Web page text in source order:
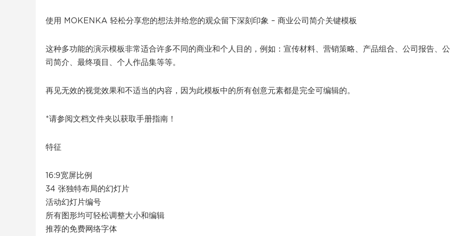
使用 MOKENKA 轻松分享您的想法并给您的观众留下深刻印象 – 商业公司简介关键模板
这种多功能的演示模板非常适合许多不同的商业和个人目的，例如：宣传材料、营销策略、产品组合、公司报告、公
司简介、最终项目、个人作品集等等。
再见无效的视觉效果和不适当的内容，因为此模板中的所有创意元素都是完全可编辑的。
*请参阅文档文件夹以获取手册指南！
特征
16:9宽屏比例
34 张独特布局的幻灯片
活动幻灯片编号
所有图形均可轻松调整大小和编辑
推荐的免费网络字体